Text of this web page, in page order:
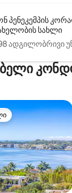
პენეკემპის
სახლი
ადგილობრივი
ვარიანტი